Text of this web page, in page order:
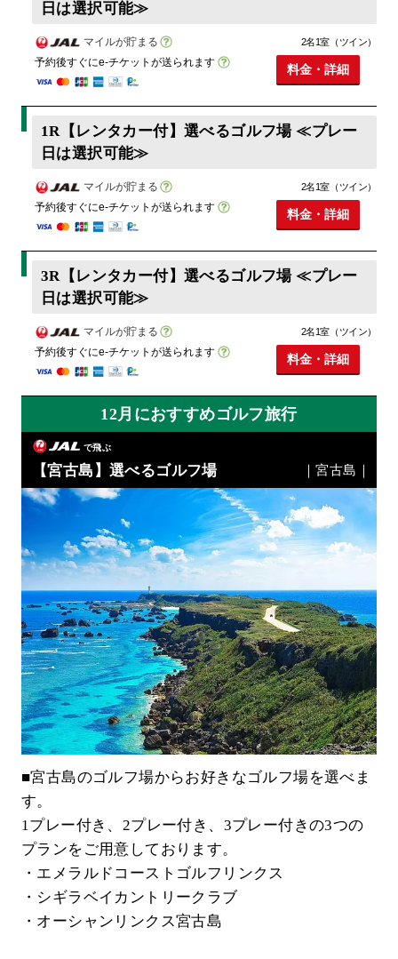
日は選択可能≫
マイルが貯まる
予約後すぐにe-チケットが送られます
2名1室（ツイン）
料金・詳細
1R【レンタカー付】選べるゴルフ場 ≪プレー
日は選択可能≫
マイルが貯まる
予約後すぐにe-チケットが送られます
2名1室（ツイン）
料金・詳細
3R【レンタカー付】選べるゴルフ場 ≪プレー
日は選択可能≫
マイルが貯まる
予約後すぐにe-チケットが送られます
2名1室（ツイン）
料金・詳細
12月におすすめゴルフ旅行
で飛ぶ
【宮古島】選べるゴルフ場 ｜宮古島｜
■宮古島のゴルフ場からお好きなゴルフ場を選べま
す。
1プレー付き、2プレー付き、3プレー付きの3つの
プランをご用意しております。
・エメラルドコーストゴルフリンクス
・シギラベイカントリークラブ
・オーシャンリンクス宮古島